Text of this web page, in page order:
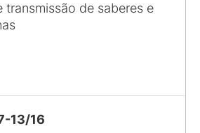
transmissão de saberes e
13/16